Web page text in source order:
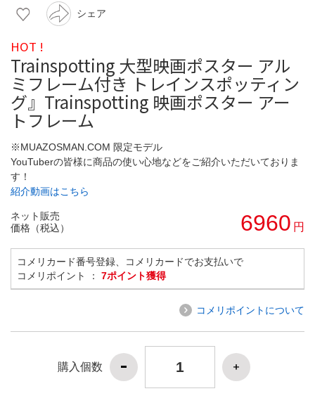
シェア
HOT !
Trainspotting 大型映画ポスター アル
ミフレーム付き トレインスポッティン
グ』Trainspotting 映画ポスター アー
トフレーム
※MUAZOSMAN.COM 限定モデル
YouTuberの皆様に商品の使い心地などをご紹介いただいておりま
す！
紹介動画はこちら
ネット販売
価格（税込）
6960 円
コメリカード番号登録、コメリカードでお支払いで
コメリポイント ： 7ポイント獲得
コメリポイントについて
購入個数